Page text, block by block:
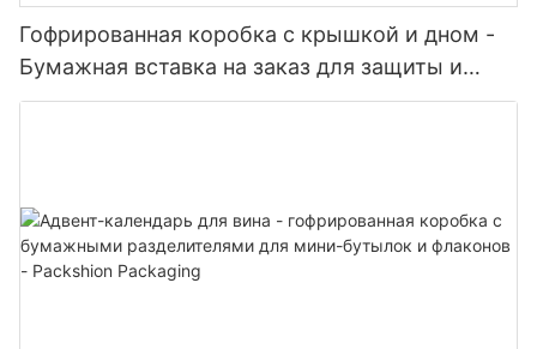
Гофрированная коробка с крышкой и дном -
Бумажная вставка на заказ для защиты и
демонстрации товара - Упаковка Packshion